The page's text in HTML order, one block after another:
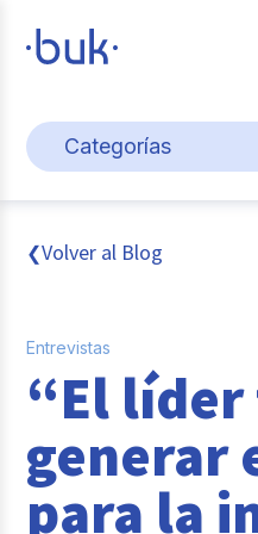
Categorías
Cultura y bienestar
Gestión de personas
Pago de nómina
Buk
Transformación
Tendencias y Data
❮Volver al Blog
Entrevistas
“El
generar
para la